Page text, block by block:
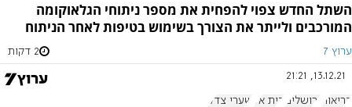
השתל החדש צפוי להפחית את מספר ניתוחי הגלאוקומה
המורכבים ולייתר את הצורך בשימוש בטיפות לאחר הניתוח
ערוץ 7 2 דקות
13.12.21, 21:21
בריאות ירושלים בית אל שערי צדק